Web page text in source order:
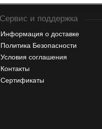
Сервис и поддержка
Информация о доставке
Политика Безопасности
Условия соглашения
Контакты
Сертификаты